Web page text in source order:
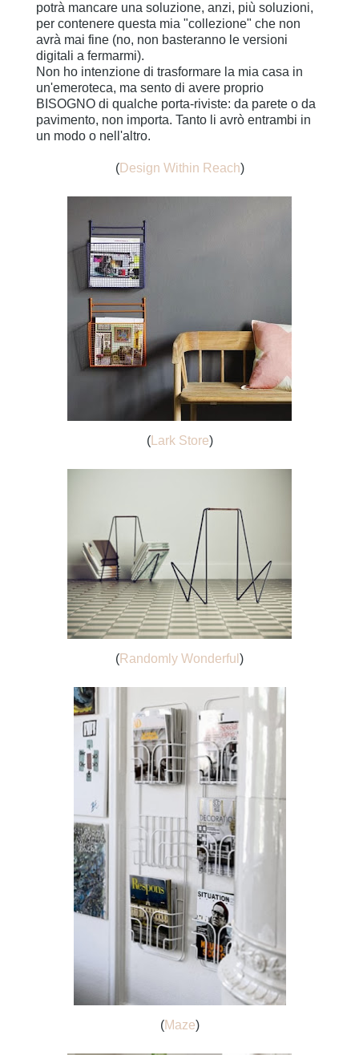
potrà mancare una soluzione, anzi, più soluzioni,
per contenere questa mia "collezione" che non
avrà mai fine (no, non basteranno le versioni
digitali a fermarmi).
Non ho intenzione di trasformare la mia casa in
un'emeroteca, ma sento di avere proprio
BISOGNO di qualche porta-riviste: da parete o da
pavimento, non importa. Tanto li avrò entrambi in
un modo o nell'altro.
(Design Within Reach)
(Lark Store)
(Randomly Wonderful )
(Maze)